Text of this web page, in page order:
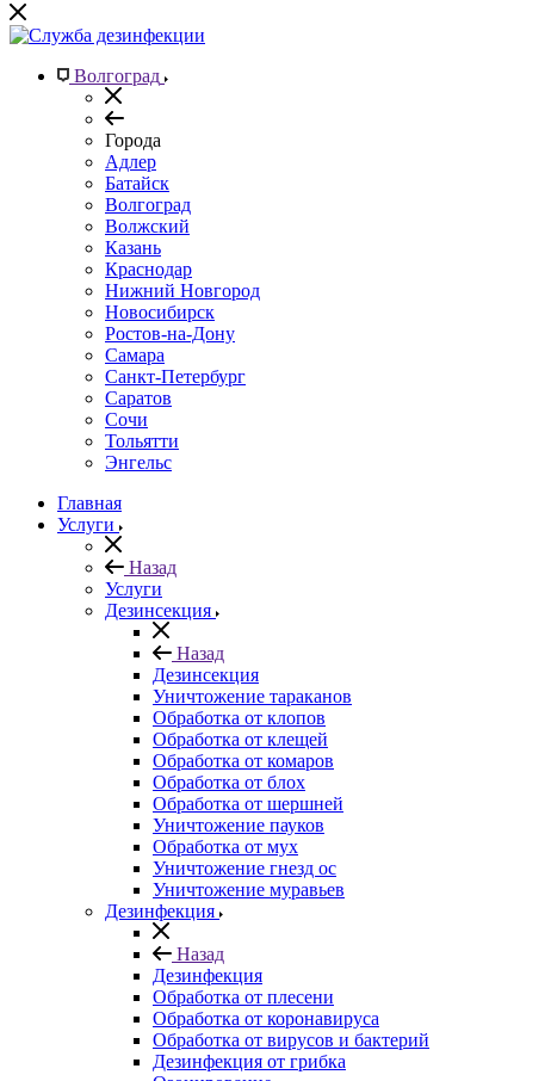
Волгоград
Города
Адлер
Батайск
Волгоград
Волжский
Казань
Краснодар
Нижний Новгород
Новосибирск
Ростов-на-Дону
Самара
Санкт-Петербург
Саратов
Сочи
Тольятти
Энгельс
Главная
Услуги
Назад
Услуги
Дезинсекция
Назад
Дезинсекция
Уничтожение тараканов
Обработка от клопов
Обработка от клещей
Обработка от комаров
Обработка от блох
Обработка от шершней
Уничтожение пауков
Обработка от мух
Уничтожение гнезд ос
Уничтожение муравьев
Дезинфекция
Назад
Дезинфекция
Обработка от плесени
Обработка от коронавируса
Обработка от вирусов и бактерий
Дезинфекция от грибка